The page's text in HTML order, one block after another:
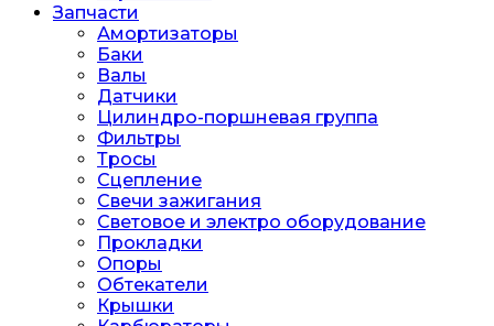
Запчасти
Амортизаторы
Баки
Валы
Датчики
Цилиндро-поршневая группа
Фильтры
Тросы
Сцепление
Свечи зажигания
Световое и электро оборудование
Прокладки
Опоры
Обтекатели
Крышки